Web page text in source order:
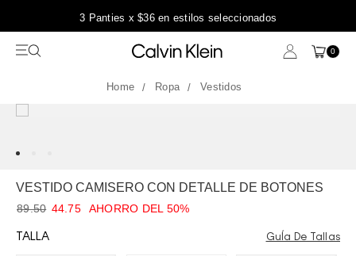
3 Panties x $36 en estilos seleccionados
0
Ropa Vestidos
VESTIDO CAMISERO CON DETALLE DE BOTONES
89.50 44.75 AHORRO DEL 50%
TALLA GuÍa De Tallas